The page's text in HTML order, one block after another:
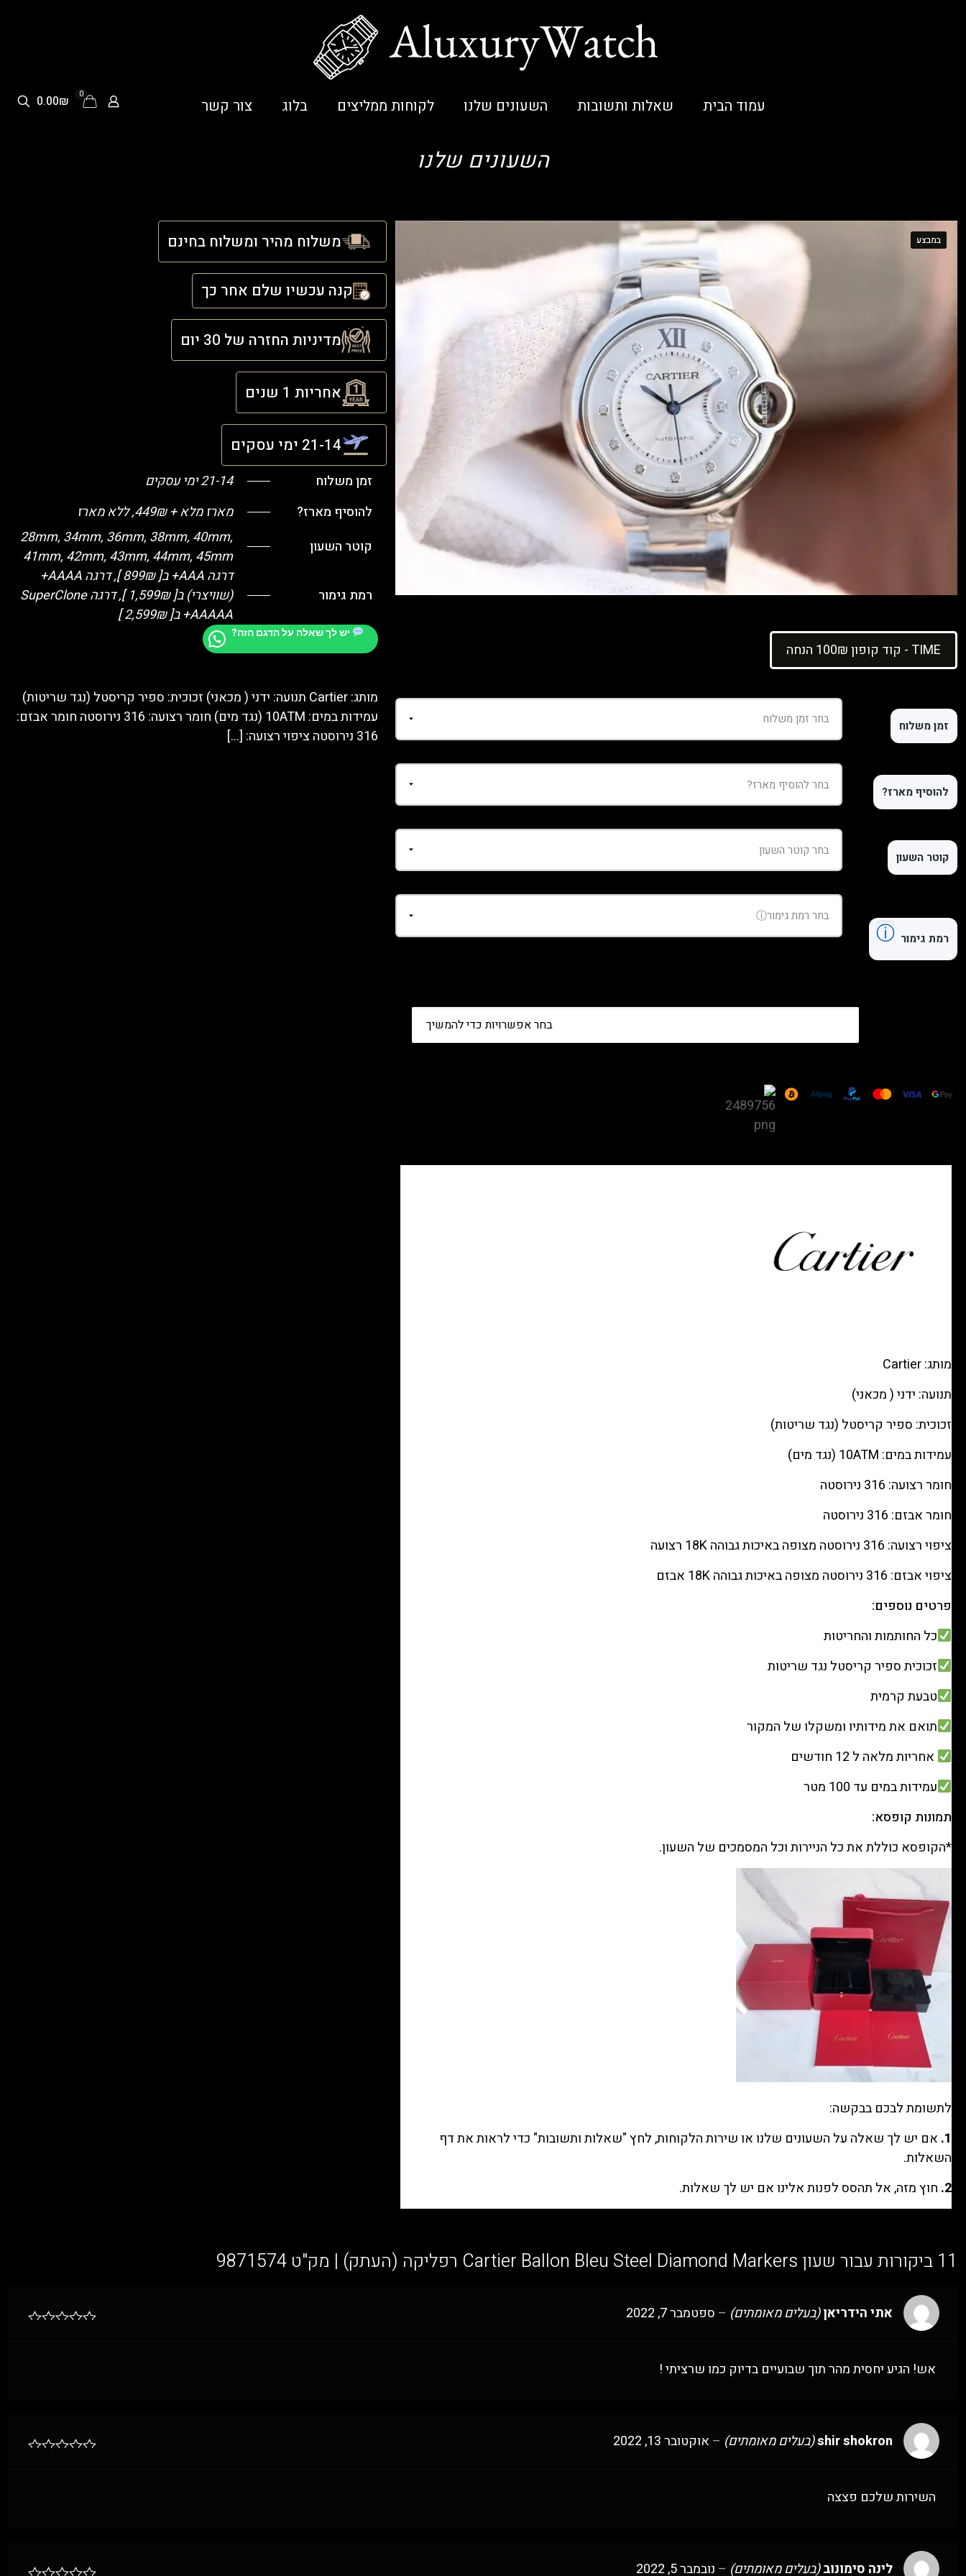
עמוד הבית שאלות ותשובות השעונים שלנו לקוחות ממליצים בלוג צור קשר
0
0.00₪
השעונים שלנו
במבצע
קוד קופון 100₪ הנחה - TIME
זמן משלוח
להוסיף מארז?
קוטר השעון
רמת גימור ⓘ
Ballon
בחר אפשרויות כדי להמשיך
מותג: Cartier
תנועה: ידני ( מכאני)
זכוכית: ספיר קריסטל (נגד שריטות)
עמידות במים: 10ATM (נגד מים)
חומר רצועה: 316 נירוסטה
חומר אבזם: 316 נירוסטה
ציפוי רצועה: 316 נירוסטה מצופה באיכות גבוהה 18K רצועה
ציפוי אבזם: 316 נירוסטה מצופה באיכות גבוהה 18K אבזם
פרטים נוספים:
כל החותמות והחריטות
זכוכית ספיר קריסטל נגד שריטות
טבעת קרמית
תואם את מידותיו ומשקלו של המקור
אחריות מלאה ל 12 חודשים
עמידות במים עד 100 מטר
תמונות קופסא:
*הקופסא כוללת את כל הניירות וכל המסמכים של השעון.
לתשומת לבכם בבקשה:
1. אם יש לך שאלה על השעונים שלנו או שירות הלקוחות, לחץ "שאלות ותשובות" כדי לראות את דף
השאלות.
2. חוץ מזה, אל תהסס לפנות אלינו אם יש לך שאלות.
משלוח מהיר ומשלוח בחינם
קנה עכשיו שלם אחר כך
מדיניות החזרה של 30 יום
אחריות 1 שנים
21-14 ימי עסקים
זמן משלוח
21-14 ימי עסקים
להוסיף מארז?
מארז מלא + 449₪, ללא מארז
קוטר השעון
28mm, 34mm, 36mm, 38mm, 40mm,
41mm, 42mm, 43mm, 44mm, 45mm
רמת גימור
דרגה AAA+ ב[ 899₪ ], דרגה AAAA+
(שוויצרי) ב[ 1,599₪ ], דרגה SuperClone
+AAAAA ב[ 2,599₪ ]
יש לך שאלה על הדגם הזה?
מותג: Cartier תנועה: ידני ( מכאני) זכוכית: ספיר קריסטל (נגד שריטות)
עמידות במים: 10ATM (נגד מים) חומר רצועה: 316 נירוסטה חומר אבזם:
316 נירוסטה ציפוי רצועה:
[…]
11 ביקורות עבור שעון Cartier Ballon Bleu Steel Diamond Markers רפליקה (העתק) | מק"ט 9871574
אתי הידריאן(בעלים מאומתים) – ספטמבר 7, 2022
אש! הגיע יחסית מהר תוך שבועיים בדיוק כמו שרציתי !
shir shokron(בעלים מאומתים) – אוקטובר 13, 2022
השירות שלכם פצצה
לינה סימונוב(בעלים מאומתים) – נובמבר 5, 2022